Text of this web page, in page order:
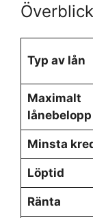
Typ av lån
Maximalt
lånebelopp
Minsta
Löptid
Ränta